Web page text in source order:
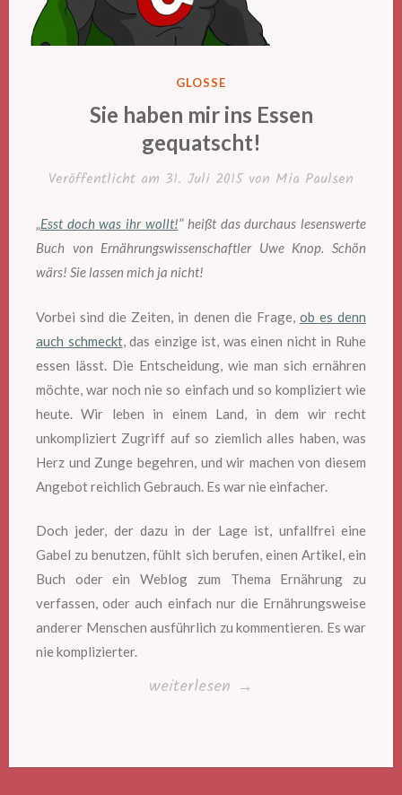
VERÖFFENTLICHT
GLOSSE
Sie haben mir ins Essen
gequatscht!
Veröffentlicht am 31. Juli 2015von Mia Paulsen
„Esst doch was ihr wollt!”heißt das durchaus lesenswerte
Buch von Ernährungswissenschaftler Uwe Knop. Schön
wärs! Sie lassen mich ja nicht!
Vorbei sind die Zeiten, in denen die Frage, ob es denn
auch schmeckt, das einzige ist, was einen nicht in Ruhe
essen lässt. Die Entscheidung, wie man sich ernähren
möchte, war noch nie so einfach und so kompliziert wie
heute. Wir leben in einem Land, in dem wir recht
unkompliziert Zugriff auf so ziemlich alles haben, was
Herz und Zunge begehren, und wir machen von diesem
Angebot reichlich Gebrauch. Es war nie einfacher.
Doch jeder, der dazu in der Lage ist, unfallfrei eine
Gabel zu benutzen, fühlt sich berufen, einen Artikel, ein
Buch oder ein Weblog zum Thema Ernährung zu
verfassen, oder auch einfach nur die Ernährungsweise
anderer Menschen ausführlich zu kommentieren. Es war
nie komplizierter.
„Sie
ins
weiterlesen →